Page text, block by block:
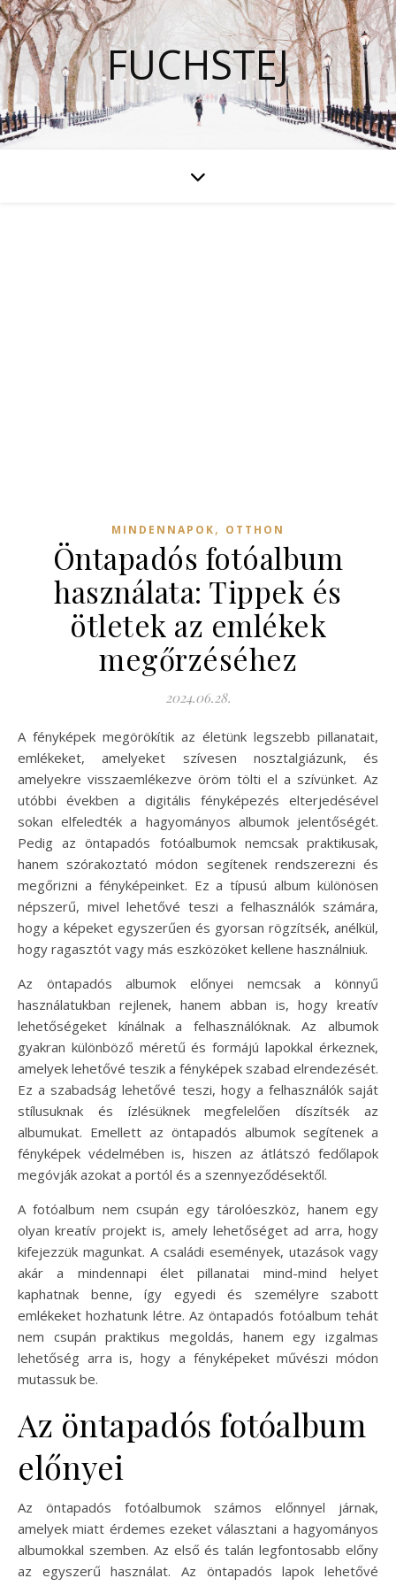
FUCHSTEJ
MINDENNAPOK, OTTHON
Öntapadós fotóalbum
használata: Tippek és
ötletek az emlékek
megőrzéséhez
2024.06.28.
A fényképek megörökítik az életünk legszebb pillanatait,
emlékeket, amelyeket szívesen nosztalgiázunk, és
amelyekre visszaemlékezve öröm tölti el a szívünket. Az
utóbbi években a digitális fényképezés elterjedésével
sokan elfeledték a hagyományos albumok jelentőségét.
Pedig az öntapadós fotóalbumok nemcsak praktikusak,
hanem szórakoztató módon segítenek rendszerezni és
megőrizni a fényképeinket. Ez a típusú album különösen
népszerű, mivel lehetővé teszi a felhasználók számára,
hogy a képeket egyszerűen és gyorsan rögzítsék, anélkül,
hogy ragasztót vagy más eszközöket kellene használniuk.
Az öntapadós albumok előnyei nemcsak a könnyű
használatukban rejlenek, hanem abban is, hogy kreatív
lehetőségeket kínálnak a felhasználóknak. Az albumok
gyakran különböző méretű és formájú lapokkal érkeznek,
amelyek lehetővé teszik a fényképek szabad elrendezését.
Ez a szabadság lehetővé teszi, hogy a felhasználók saját
stílusuknak és ízlésüknek megfelelően díszítsék az
albumukat. Emellett az öntapadós albumok segítenek a
fényképek védelmében is, hiszen az átlátszó fedőlapok
megóvják azokat a portól és a szennyeződésektől.
A fotóalbum nem csupán egy tárolóeszköz, hanem egy
olyan kreatív projekt is, amely lehetőséget ad arra, hogy
kifejezzük magunkat. A családi események, utazások vagy
akár a mindennapi élet pillanatai mind-mind helyet
kaphatnak benne, így egyedi és személyre szabott
emlékeket hozhatunk létre. Az öntapadós fotóalbum tehát
nem csupán praktikus megoldás, hanem egy izgalmas
lehetőség arra is, hogy a fényképeket művészi módon
mutassuk be.
Az öntapadós fotóalbum
előnyei
Az öntapadós fotóalbumok számos előnnyel járnak,
amelyek miatt érdemes ezeket választani a hagyományos
albumokkal szemben. Az első és talán legfontosabb előny
az egyszerű használat. Az öntapadós lapok lehetővé